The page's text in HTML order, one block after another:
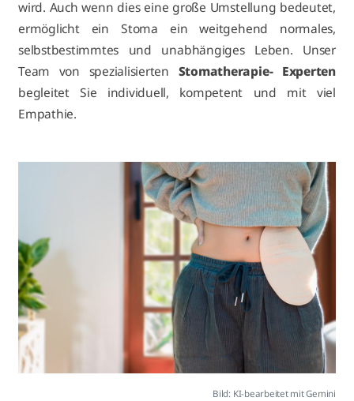
wird. Auch wenn dies eine große Umstellung bedeutet,
ermöglicht ein Stoma ein weitgehend normales,
selbstbestimmtes und unabhängiges Leben. Unser
Team von spezialisierten Stomatherapie- Experten
begleitet Sie individuell, kompetent und mit viel
Empathie.
Bild: KI-bearbeitet mit Gemini